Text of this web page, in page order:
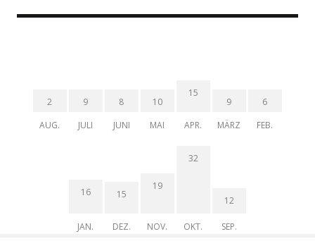
2
AUG.
9
JULI
8
JUNI
10
MAI
15
APR.
9
MÄRZ
6
FEB.
16
JAN.
15
DEZ.
19
NOV.
32
OKT.
12
SEP.